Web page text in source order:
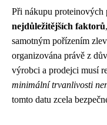
Při nákupu
nejdůležitějších faktorů
samotným pořízením
organizována právě z
výrobci a prodejci musí
minimální trvanlivosti
tomto datu zcela